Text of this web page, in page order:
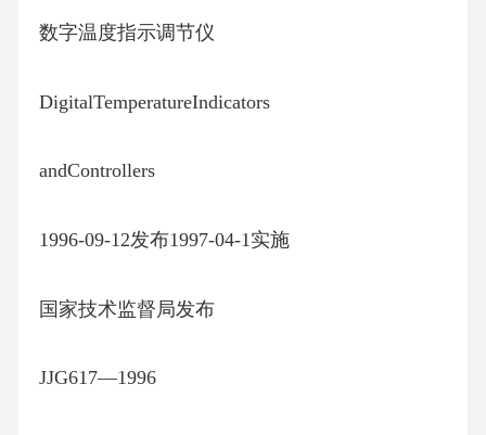
数字温度指示调节仪
DigitalTemperatureIndicators
andControllers
1996-09-12发布1997-04-1实施
国家技术监督局发布
JJG617—1996